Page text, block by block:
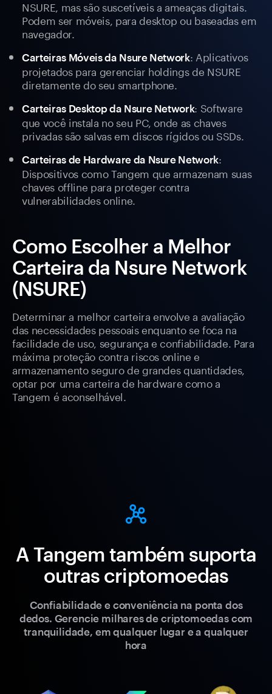
NSURE, mas são suscetíveis a ameaças digitais.
Podem ser móveis, para desktop ou baseadas em
navegador.
Carteiras Móveis da Nsure Network: Aplicativos
projetados para gerenciar holdings de NSURE
diretamente do seu smartphone.
Carteiras Desktop da Nsure Network: Software
que você instala no seu PC, onde as chaves
privadas são salvas em discos rígidos ou SSDs.
Carteiras de Hardware da Nsure Network:
Dispositivos como Tangem que armazenam suas
chaves offline para proteger contra
vulnerabilidades online.
Como Escolher a Melhor
Carteira da Nsure Network
(NSURE)
Determinar a melhor carteira envolve a avaliação
das necessidades pessoais enquanto se foca na
facilidade de uso, segurança e confiabilidade. Para
máxima proteção contra riscos online e
armazenamento seguro de grandes quantidades,
optar por uma carteira de hardware como a
Tangem é aconselhável.
A Tangem também suporta
outras criptomoedas
Confiabilidade e conveniência na ponta dos
dedos. Gerencie milhares de criptomoedas com
tranquilidade, em qualquer lugar e a qualquer
hora